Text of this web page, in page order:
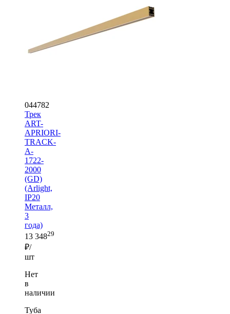
044782
Трек
ART-
APRIORI-
TRACK-
A-
1722-
2000
(GD)
(Arlight,
IP20
Металл,
3
года)
13 34829
₽/
шт
Нет
в
наличии
Туба